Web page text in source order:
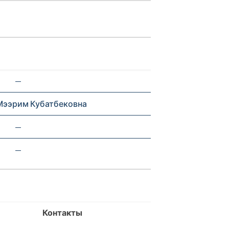
—
Кубатбековна
—
—
Контакты